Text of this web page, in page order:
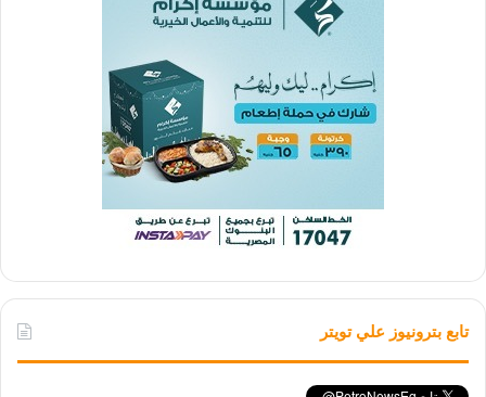
تابع بترونيوز علي تويتر